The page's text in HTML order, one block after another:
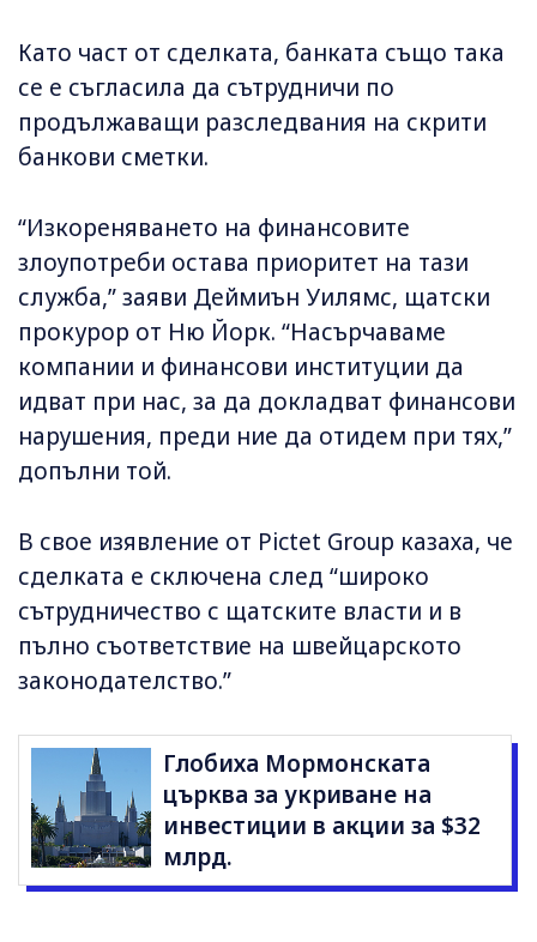
Като част от сделката, банката също така
се е съгласила да сътрудничи по
продължаващи разследвания на скрити
банкови сметки.
“Изкореняването на финансовите
злоупотреби остава приоритет на тази
служба,” заяви Деймиън Уилямс, щатски
прокурор от Ню Йорк. “Насърчаваме
компании и финансови институции да
идват при нас, за да докладват финансови
нарушения, преди ние да отидем при тях,”
допълни той.
В свое изявление от Pictet Group казаха, че
сделката е сключена след “широко
сътрудничество с щатските власти и в
пълно съответствие на швейцарското
законодателство.”
Глобиха Мормонската
църква за укриване на
инвестиции в акции за $32
млрд.